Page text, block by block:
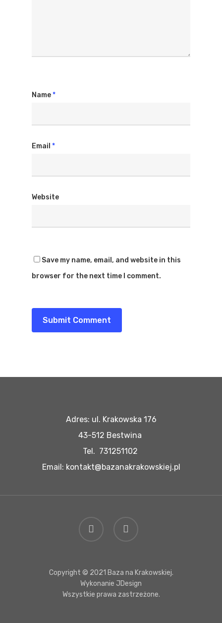
Name*
Email *
Website
Save my name, email, and website in this
browser for the next time I comment.
Adres: ul. Krakowska 176
43-512 Bestwina
Tel. 731251102
Email: kontakt@bazanakrakowskiej.pl
Copyright © 2021 Baza na Krakowskiej.
Wykonanie JDesign
Wszystkie prawa zastrzeżone.